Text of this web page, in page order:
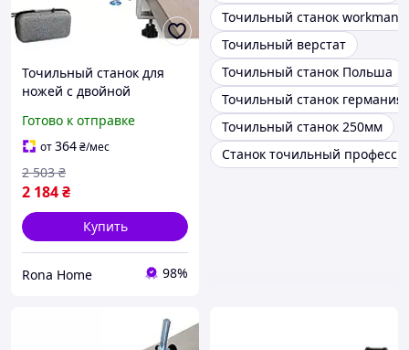
Точильный станок для
ножей с двойной
поворотным механизмом
360° и 2 алмазными
бланками SyTools S07
Готово к отправке
от364₴/мес
2 184₴
2 503 ₴
Купить
Rona Home 98%
Точильный станок workman
Точильный верстат
Точильный станок Польша
Точильный станок германия
Точильный станок 250мм
Станок точильный